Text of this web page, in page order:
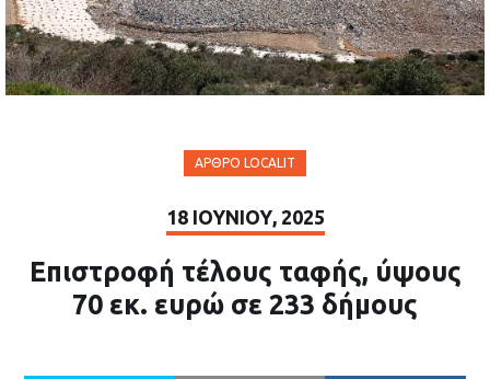
ΆΡΘΡΟ LOCALIT
18 ΙΟΥΝΊΟΥ, 2025
Επιστροφή τέλους ταφής, ύψους
70 εκ. ευρώ σε 233 δήμους